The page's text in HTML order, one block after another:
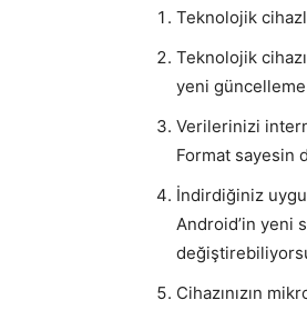
Teknolojik
Teknolojik
yeni
Verilerinizi
Format sayesin
İndirdiğiniz
Android’in yeni
Cihazınızın